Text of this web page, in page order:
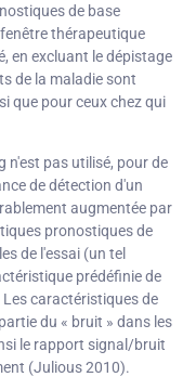
de base
thérapeutique
en excluant le dépistage
de la maladie sont
que pour ceux chez qui
n'est pas utilisé, pour de
de détection d'un
augmentée par
pronostiques de
de l'essai (un tel
prédéfinie de
Les caractéristiques de
du « bruit » dans les
le rapport signal/bruit
(Julious 2010).